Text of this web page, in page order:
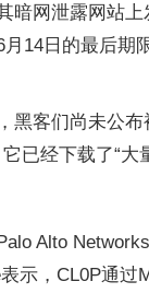
暗网泄露网站
14日的最后期
黑客们尚未公布
已经下载了“大
Alto
示，CL0P通过